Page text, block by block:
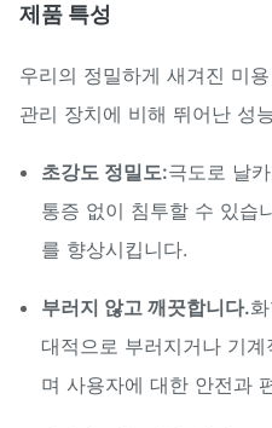
제품 특성
우리의 정밀하게 새겨진 미
관리 장치에 비해 뛰어난 성
초강도 정밀도:극도로 날
통증 없이 침투할 수 있습
를 향상시킵니다.
부러지 않고 깨끗합니다.
대적으로 부러지거나 기
며 사용자에 대한 안전과